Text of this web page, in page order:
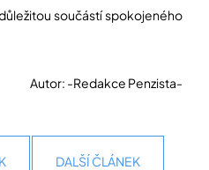
součástí spokojeného
Autor: -Redakce Penzista-
DALŠÍ ČLÁNEK